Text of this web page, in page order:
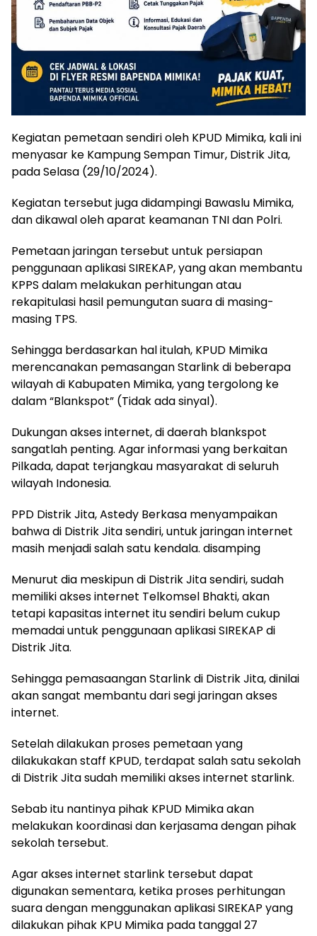
Kegiatan pemetaan sendiri oleh KPUD Mimika, kali ini
menyasar ke Kampung Sempan Timur, Distrik Jita,
pada Selasa (29/10/2024).
Kegiatan tersebut juga didampingi Bawaslu Mimika,
dan dikawal oleh aparat keamanan TNI dan Polri.
Pemetaan jaringan tersebut untuk persiapan
penggunaan aplikasi SIREKAP, yang akan membantu
KPPS dalam melakukan perhitungan atau
rekapitulasi hasil pemungutan suara di masing-
masing TPS.
Sehingga berdasarkan hal itulah, KPUD Mimika
merencanakan pemasangan Starlink di beberapa
wilayah di Kabupaten Mimika, yang tergolong ke
dalam “Blankspot” (Tidak ada sinyal).
Dukungan akses internet, di daerah blankspot
sangatlah penting. Agar informasi yang berkaitan
Pilkada, dapat terjangkau masyarakat di seluruh
wilayah Indonesia.
PPD Distrik Jita, Astedy Berkasa menyampaikan
bahwa di Distrik Jita sendiri, untuk jaringan internet
masih menjadi salah satu kendala. disamping
Menurut dia meskipun di Distrik Jita sendiri, sudah
memiliki akses internet Telkomsel Bhakti, akan
tetapi kapasitas internet itu sendiri belum cukup
memadai untuk penggunaan aplikasi SIREKAP di
Distrik Jita.
Sehingga pemasaangan Starlink di Distrik Jita, dinilai
akan sangat membantu dari segi jaringan akses
internet.
Setelah dilakukan proses pemetaan yang
dilakukakan staff KPUD, terdapat salah satu sekolah
di Distrik Jita sudah memiliki akses internet starlink.
Sebab itu nantinya pihak KPUD Mimika akan
melakukan koordinasi dan kerjasama dengan pihak
sekolah tersebut.
Agar akses internet starlink tersebut dapat
digunakan sementara, ketika proses perhitungan
suara dengan menggunakan aplikasi SIREKAP yang
dilakukan pihak KPU Mimika pada tanggal 27